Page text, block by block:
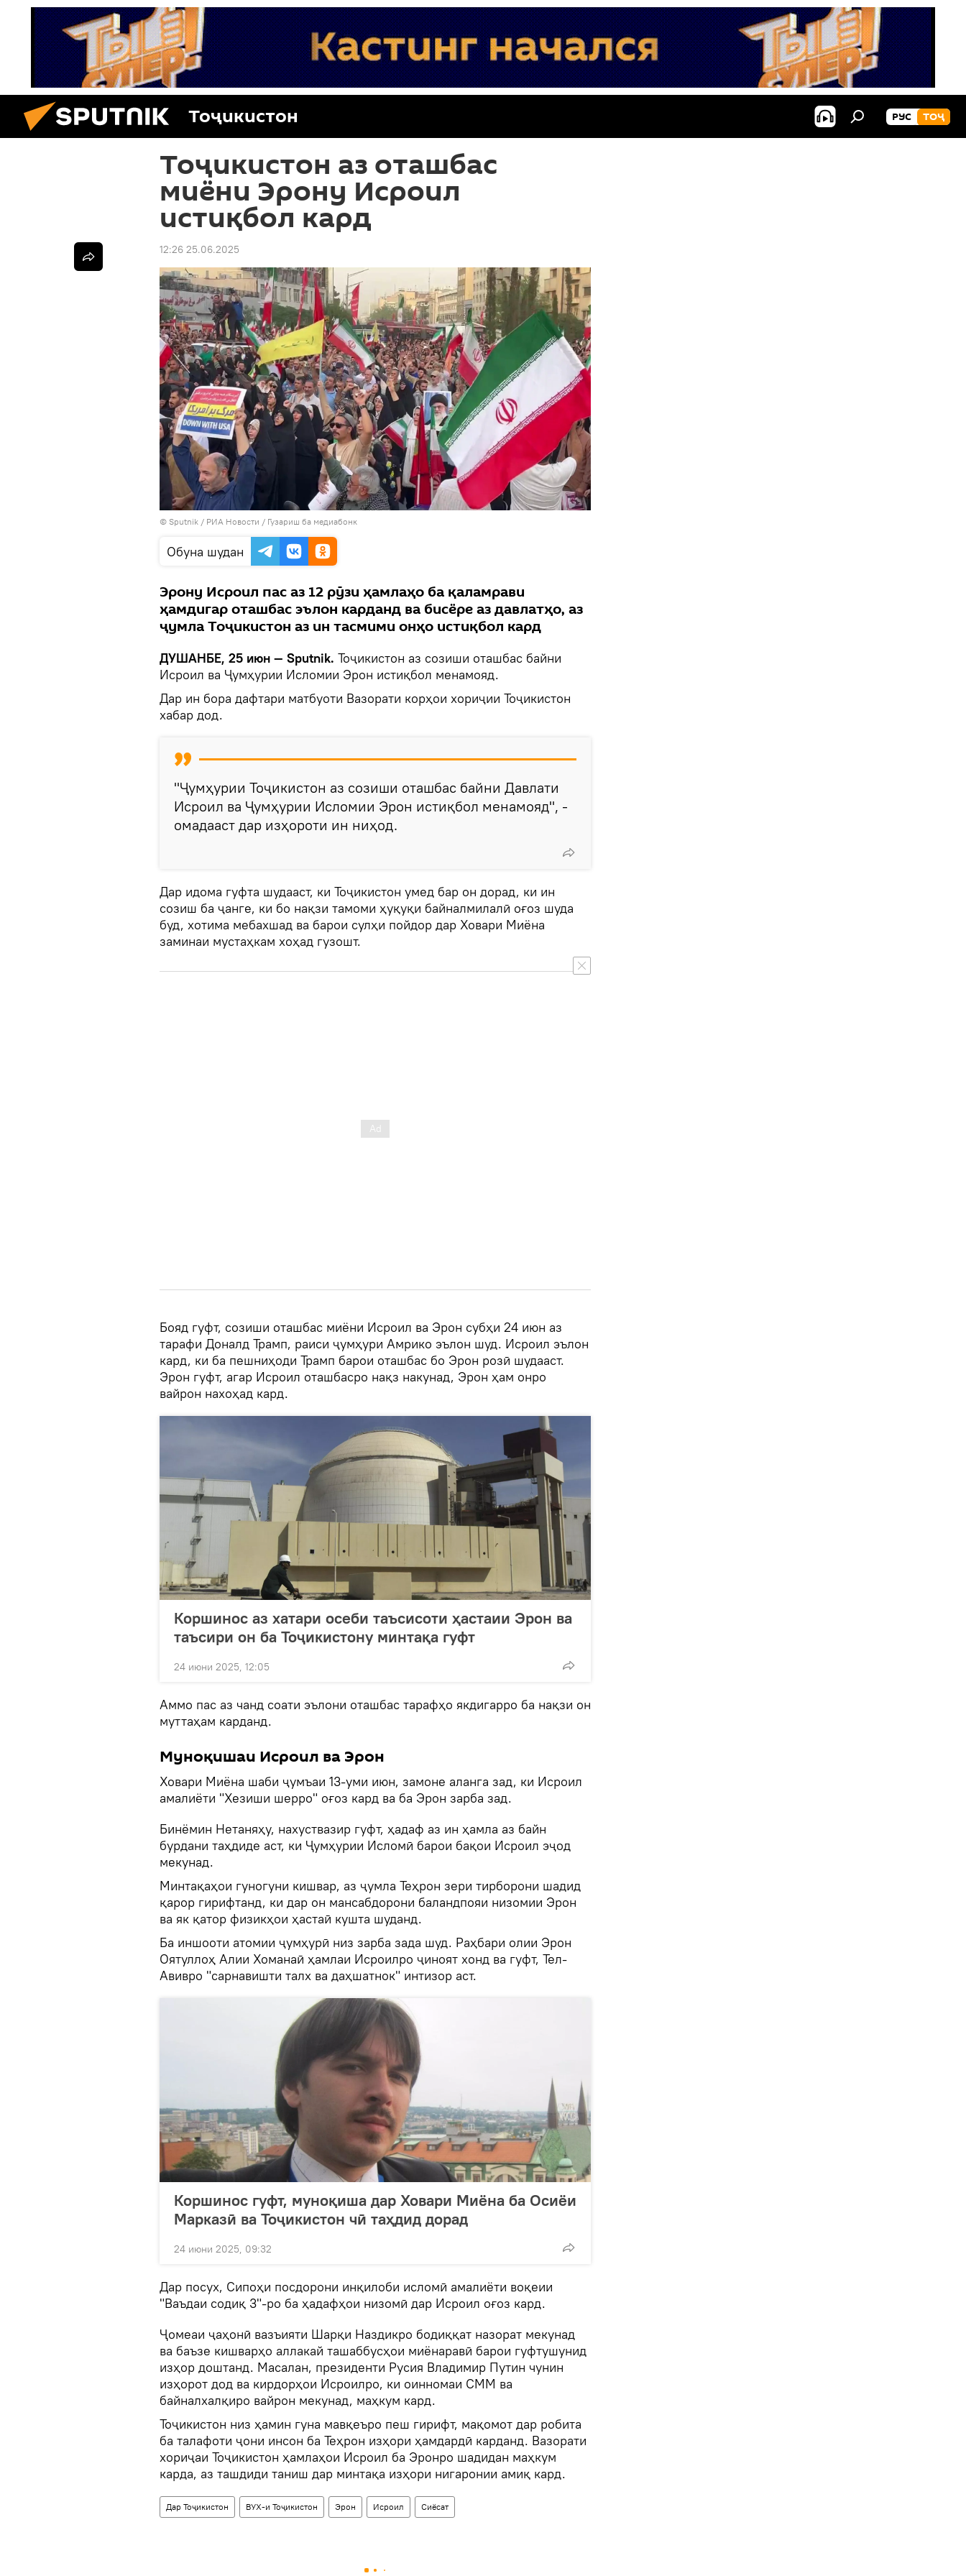
Тоҷикистон РУС ТОҶ
Тоҷикистон аз оташбас
миёни Эрону Исроил
истиқбол кард
12:26 25.06.2025
© Sputnik / РИА Новости / Гузариш ба медиабонк
Обуна шудан
Эрону Исроил пас аз 12 рӯзи ҳамлаҳо ба қаламрави
ҳамдигар оташбас эълон карданд ва бисёре аз давлатҳо, аз
ҷумла Тоҷикистон аз ин тасмими онҳо истиқбол кард
ДУШАНБЕ, 25 июн — Sputnik. Тоҷикистон аз созиши оташбас байни
Исроил ва Ҷумҳурии Исломии Эрон истиқбол менамояд.
Дар ин бора дафтари матбуоти Вазорати корҳои хориҷии Тоҷикистон
хабар дод.
"Ҷумҳурии Тоҷикистон аз созиши оташбас байни Давлати
Исроил ва Ҷумҳурии Исломии Эрон истиқбол менамояд", -
омадааст дар изҳороти ин ниҳод.
Дар идома гуфта шудааст, ки Тоҷикистон умед бар он дорад, ки ин
созиш ба ҷанге, ки бо нақзи тамоми ҳуқуқи байналмилалӣ оғоз шуда
буд, хотима мебахшад ва барои сулҳи пойдор дар Ховари Миёна
заминаи мустаҳкам хоҳад гузошт.
Бояд гуфт, созиши оташбас миёни Исроил ва Эрон субҳи 24 июн аз
тарафи Доналд Трамп, раиси ҷумҳури Амрико эълон шуд. Исроил эълон
кард, ки ба пешниҳоди Трамп барои оташбас бо Эрон розӣ шудааст.
Эрон гуфт, агар Исроил оташбасро нақз накунад, Эрон ҳам онро
вайрон нахоҳад кард.
Коршинос аз хатари осеби таъсисоти ҳастаии Эрон ва
таъсири он ба Тоҷикистону минтақа гуфт
24 июни 2025, 12:05
Аммо пас аз чанд соати эълони оташбас тарафҳо якдигарро ба нақзи он
муттаҳам карданд.
Муноқишаи Исроил ва Эрон
Ховари Миёна шаби ҷумъаи 13-уми июн, замоне аланга зад, ки Исроил
амалиёти "Хезиши шерро" оғоз кард ва ба Эрон зарба зад.
Бинёмин Нетаняҳу, нахуствазир гуфт, ҳадаф аз ин ҳамла аз байн
бурдани таҳдиде аст, ки Ҷумҳурии Исломӣ барои бақои Исроил эҷод
мекунад.
Минтақаҳои гуногуни кишвар, аз ҷумла Теҳрон зери тирборони шадид
қарор гирифтанд, ки дар он мансабдорони баландпояи низомии Эрон
ва як қатор физикҳои ҳастаӣ кушта шуданд.
Ба иншооти атомии ҷумҳурӣ низ зарба зада шуд. Раҳбари олии Эрон
Оятуллоҳ Алии Хоманаӣ ҳамлаи Исроилро ҷиноят хонд ва гуфт, Тел-
Авивро "сарнавишти талх ва даҳшатнок" интизор аст.
Коршинос гуфт, муноқиша дар Ховари Миёна ба Осиёи
Марказӣ ва Тоҷикистон чӣ таҳдид дорад
24 июни 2025, 09:32
Дар посух, Сипоҳи посдорони инқилоби исломӣ амалиёти воқеии
"Ваъдаи содиқ 3"-ро ба ҳадафҳои низомӣ дар Исроил оғоз кард.
Ҷомеаи ҷаҳонӣ вазъияти Шарқи Наздикро бодиққат назорат мекунад
ва баъзе кишварҳо аллакай ташаббусҳои миёнаравӣ барои гуфтушунид
изҳор доштанд. Масалан, президенти Русия Владимир Путин чунин
изҳорот дод ва кирдорҳои Исроилро, ки оинномаи СММ ва
байналхалқиро вайрон мекунад, маҳкум кард.
Тоҷикистон низ ҳамин гуна мавқеъро пеш гирифт, мақомот дар робита
ба талафоти ҷони инсон ба Теҳрон изҳори ҳамдардӣ карданд. Вазорати
хориҷаи Тоҷикистон ҳамлаҳои Исроил ба Эронро шадидан маҳкум
карда, аз ташдиди таниш дар минтақа изҳори нигаронии амиқ кард.
Дар Тоҷикистон ВУХ-и Тоҷикистон Эрон Исроил Сиёсат